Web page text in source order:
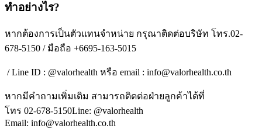
ทำอย่างไร?
หากต้องการเป็นตัวแทนจำหน่าย กรุณาติดต่อบริษัท โทร.02-
678-5150 / มือถือ +6695-163-5015
/ Line ID : @valorhealth หรือ email : info@valorhealth.co.th
หากมีคำถามเพิ่มเติม สามารถติดต่อฝ่ายลูกค้าได้ที่
โทร 02-678-5150Line: @valorhealth
Email: info@valorhealth.co.th